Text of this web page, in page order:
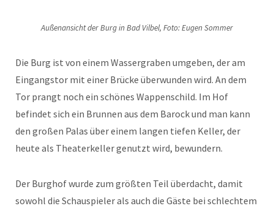
Außenansicht der Burg in Bad Vilbel, Foto: Eugen Sommer
Die Burg ist von einem Wassergraben umgeben, der am
Eingangstor mit einer Brücke überwunden wird. An dem
Tor prangt noch ein schönes Wappenschild. Im Hof
befindet sich ein Brunnen aus dem Barock und man kann
den großen Palas über einem langen tiefen Keller, der
heute als Theaterkeller genutzt wird, bewundern.
Der Burghof wurde zum größten Teil überdacht, damit
sowohl die Schauspieler als auch die Gäste bei schlechtem